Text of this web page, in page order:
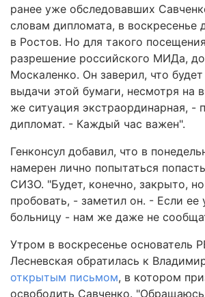
ранее уже обследовавших
словам дипломата, в воскресенье
в Ростов. Но для такого
разрешение российского МИДа,
Москаленко. Он заверил, что
выдачи этой бумаги, несмотря на
же ситуация экстраординарная, -
дипломат. - Каждый час важен".
Генконсул добавил, что в
намерен лично попытаться
СИЗО. "Будет, конечно, закрыто,
пробовать, - заметил он. - Если ее
больницу - нам же даже не
Утром в воскресенье основатель
Лесневская обратилась к
открытым письмом, в котором
освободить Савченко.